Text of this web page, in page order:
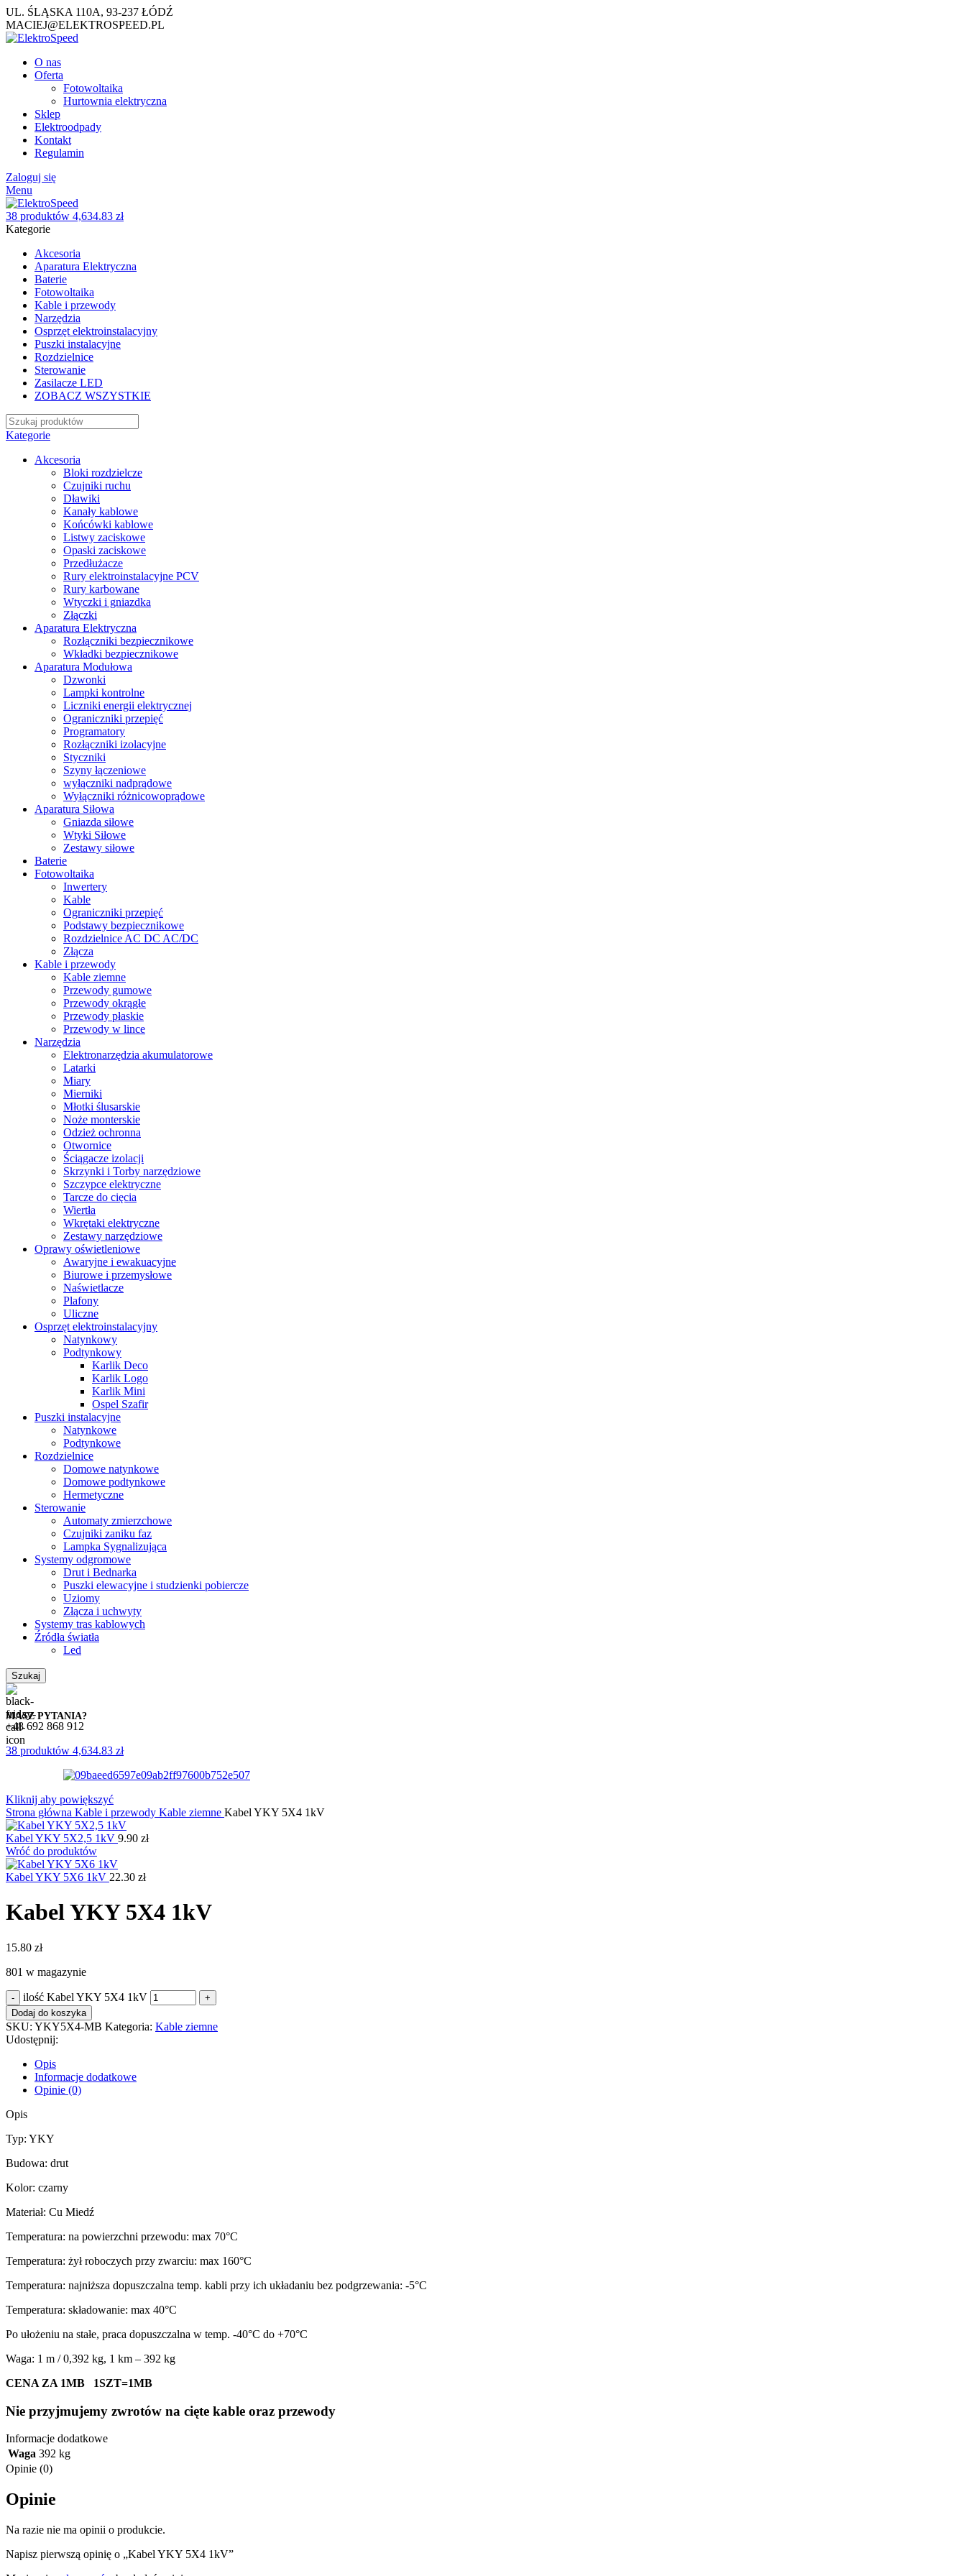
UL. ŚLĄSKA 110A, 93-237 ŁÓDŹ
MACIEJ@ELEKTROSPEED.PL
O nas
Oferta
Fotowoltaika
Hurtownia elektryczna
Sklep
Elektroodpady
Kontakt
Regulamin
Zaloguj się
Menu
38 produktów 4,634.83 zł
Kategorie
Akcesoria
Aparatura Elektryczna
Baterie
Fotowoltaika
Kable i przewody
Narzędzia
Osprzęt elektroinstalacyjny
Puszki instalacyjne
Rozdzielnice
Sterowanie
Zasilacze LED
ZOBACZ WSZYSTKIE
Kategorie
Akcesoria
Bloki rozdzielcze
Czujniki ruchu
Dławiki
Kanały kablowe
Końcówki kablowe
Listwy zaciskowe
Opaski zaciskowe
Przedłużacze
Rury elektroinstalacyjne PCV
Rury karbowane
Wtyczki i gniazdka
Złączki
Aparatura Elektryczna
Rozłączniki bezpiecznikowe
Wkładki bezpiecznikowe
Aparatura Modułowa
Dzwonki
Lampki kontrolne
Liczniki energii elektrycznej
Ograniczniki przepięć
Programatory
Rozłączniki izolacyjne
Styczniki
Szyny łączeniowe
wyłączniki nadprądowe
Wyłączniki różnicowoprądowe
Aparatura Siłowa
Gniazda siłowe
Wtyki Siłowe
Zestawy siłowe
Baterie
Fotowoltaika
Inwertery
Kable
Ograniczniki przepięć
Podstawy bezpiecznikowe
Rozdzielnice AC DC AC/DC
Złącza
Kable i przewody
Kable ziemne
Przewody gumowe
Przewody okrągłe
Przewody płaskie
Przewody w lince
Narzędzia
Elektronarzędzia akumulatorowe
Latarki
Miary
Mierniki
Młotki ślusarskie
Noże monterskie
Odzież ochronna
Otwornice
Ściągacze izolacji
Skrzynki i Torby narzędziowe
Szczypce elektryczne
Tarcze do cięcia
Wiertła
Wkrętaki elektryczne
Zestawy narzędziowe
Oprawy oświetleniowe
Awaryjne i ewakuacyjne
Biurowe i przemysłowe
Naświetlacze
Plafony
Uliczne
Osprzęt elektroinstalacyjny
Natynkowy
Podtynkowy
Karlik Deco
Karlik Logo
Karlik Mini
Ospel Szafir
Puszki instalacyjne
Natynkowe
Podtynkowe
Rozdzielnice
Domowe natynkowe
Domowe podtynkowe
Hermetyczne
Sterowanie
Automaty zmierzchowe
Czujniki zaniku faz
Lampka Sygnalizująca
Systemy odgromowe
Drut i Bednarka
Puszki elewacyjne i studzienki pobiercze
Uziomy
Złącza i uchwyty
Systemy tras kablowych
Źródła światła
Led
Szukaj
MASZ PYTANIA?
+48 692 868 912
38 produktów 4,634.83 zł
Kliknij aby powiększyć
Strona główna Kable i przewody Kable ziemne Kabel YKY 5X4 1kV
Kabel YKY 5X2,5 1kV 9.90 zł
Wróć do produktów
Kabel YKY 5X6 1kV 22.30 zł
Kabel YKY 5X4 1kV
15.80 zł
801 w magazynie
ilość Kabel YKY 5X4 1kV
Dodaj do koszyka
SKU: YKY5X4-MB Kategoria: Kable ziemne
Udostępnij:
Opis
Informacje dodatkowe
Opinie (0)
Opis
Typ: YKY
Budowa: drut
Kolor: czarny
Materiał: Cu Miedź
Temperatura: na powierzchni przewodu: max 70°C
Temperatura: żył roboczych przy zwarciu: max 160°C
Temperatura: najniższa dopuszczalna temp. kabli przy ich układaniu bez podgrzewania: -5°C
Temperatura: składowanie: max 40°C
Po ułożeniu na stałe, praca dopuszczalna w temp. -40°C do +70°C
Waga: 1 m / 0,392 kg, 1 km – 392 kg
CENA ZA 1MB 1SZT=1MB
Nie przyjmujemy zwrotów na cięte kable oraz przewody
Informacje dodatkowe
Waga 392 kg
Opinie (0)
Opinie
Na razie nie ma opinii o produkcie.
Napisz pierwszą opinię o „Kabel YKY 5X4 1kV”